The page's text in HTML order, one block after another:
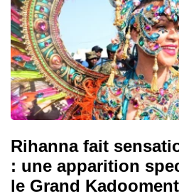
Rihanna fait
: une apparition
le Grand